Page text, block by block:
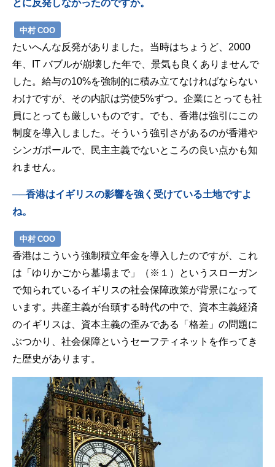
とに反発しなかったのですか。
中村 COO
たいへんな反発がありました。当時はちょうど、2000
年、IT バブルが崩壊した年で、景気も良くありませんで
した。給与の10%を強制的に積み立てなければならない
わけですが、その内訳は労使5%ずつ。企業にとっても社
員にとっても厳しいものです。 でも、香港は強引にこの
制度を導入しました。そういう強引さがあるのが香港や
シンガポールで、民主主義でないところの良い点かも知
れません。
──香港はイギリスの影響を強く受けている土地ですよ
ね。
中村 COO
香港はこういう強制積立年金を導入したのですが、これ
は「ゆりかごから墓場まで」（※１）というスローガン
で知られているイギリスの社会保障政策が背景になって
います。 共産主義が台頭する時代の中で、資本主義経済
のイギリスは、資本主義の歪みである「格差」の問題に
ぶつかり、社会保障というセーフティネットを作ってき
た歴史があります。